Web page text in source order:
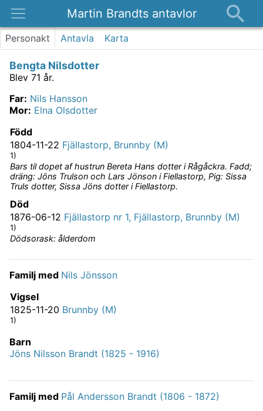
Martin Brandts antavlor
Platser
Om
Kontakt
Personakt Antavla Karta
Bengta Nilsdotter
Blev 71 år.
Far: Nils Hansson
Mor: Elna Olsdotter
Född
1804-11-22 Fjällastorp, Brunnby (M)
1)
Bars til dopet af hustrun Bereta Hans dotter i Rågåckra. Fadd;
dräng: Jöns Trulson och Lars Jönson i Fiellastorp, Pig: Sissa
Truls dotter, Sissa Jöns dotter i Fiellastorp.
Död
1876-06-12 Fjällastorp nr 1, Fjällastorp, Brunnby (M)
1)
Dödsorask: ålderdom
Familj med Nils Jönsson
Vigsel
1825-11-20 Brunnby (M)
1)
Barn
Jöns Nilsson Brandt (1825 - 1916)
Familj med Pål Andersson Brandt (1806 - 1872)